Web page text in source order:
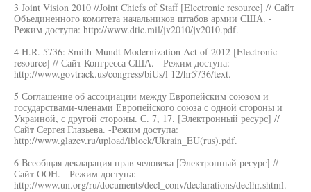
3 Joint Vision 2010 //Joint Chiefs of Staff [Electronic resource] // Сайт
Объединенного комитета начальников штабов армии США. -
Режим доступа: http://www.dtic.mil/jv2010/jv2010.pdf.
4 H.R. 5736: Smith-Mundt Modernization Act of 2012 [Electronic
resource] // Сайт Конгресса США. - Режим доступа:
http://www.govtrack.us/congress/biUs/l 12/hr5736/text.
5 Соглашение об ассоциации между Европейским союзом и
государствами-членами Европейского союза с одной стороны и
Украиной, с другой стороны. С. 7, 17. [Электронный ресурс] //
Сайт Сергея Глазьева. -Режим доступа:
http://www.glazev.ru/upload/iblock/Ukrain_EU(rus).pdf.
6 Всеобщая декларация прав человека [Электронный ресурс] //
Сайт ООН. - Режим доступа:
http://www.un.org/ru/documents/decl_conv/declarations/declhr.shtml.